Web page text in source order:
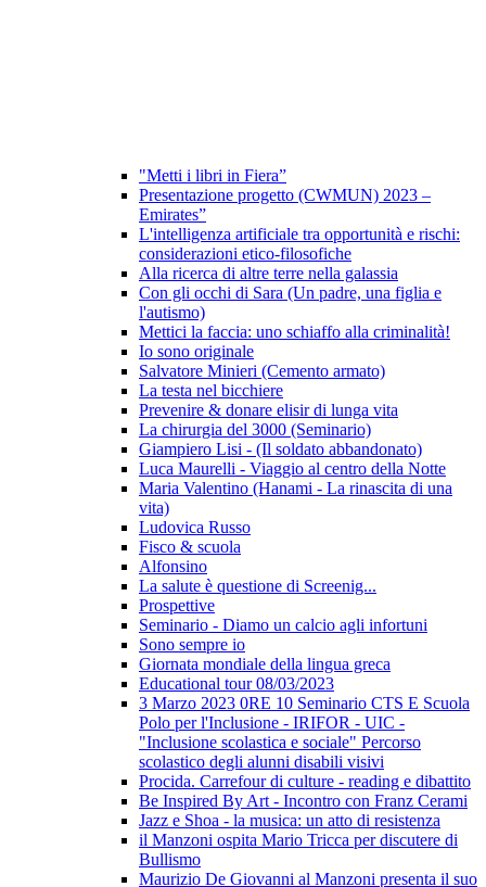
"Metti i libri in Fiera”
Presentazione progetto (CWMUN) 2023 –
Emirates”
L'intelligenza artificiale tra opportunità e rischi:
considerazioni etico-filosofiche
Alla ricerca di altre terre nella galassia
Con gli occhi di Sara (Un padre, una figlia e
l'autismo)
Mettici la faccia: uno schiaffo alla criminalità!
Io sono originale
Salvatore Minieri (Cemento armato)
La testa nel bicchiere
Prevenire & donare elisir di lunga vita
La chirurgia del 3000 (Seminario)
Giampiero Lisi - (Il soldato abbandonato)
Luca Maurelli - Viaggio al centro della Notte
Maria Valentino (Hanami - La rinascita di una
vita)
Ludovica Russo
Fisco & scuola
Alfonsino
La salute è questione di Screenig...
Prospettive
Seminario - Diamo un calcio agli infortuni
Sono sempre io
Giornata mondiale della lingua greca
Educational tour 08/03/2023
3 Marzo 2023 0RE 10 Seminario CTS E Scuola
Polo per l'Inclusione - IRIFOR - UIC -
"Inclusione scolastica e sociale" Percorso
scolastico degli alunni disabili visivi
Procida. Carrefour di culture - reading e dibattito
Be Inspired By Art - Incontro con Franz Cerami
Jazz e Shoa - la musica: un atto di resistenza
il Manzoni ospita Mario Tricca per discutere di
Bullismo
Maurizio De Giovanni al Manzoni presenta il suo